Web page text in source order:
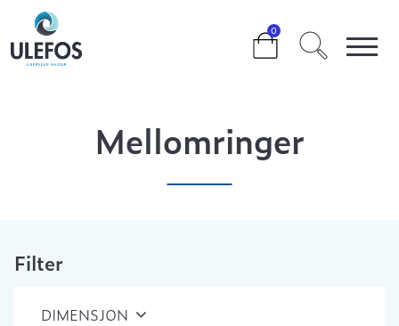
0
>>
Mellomringer
Filter
DIMENSJON